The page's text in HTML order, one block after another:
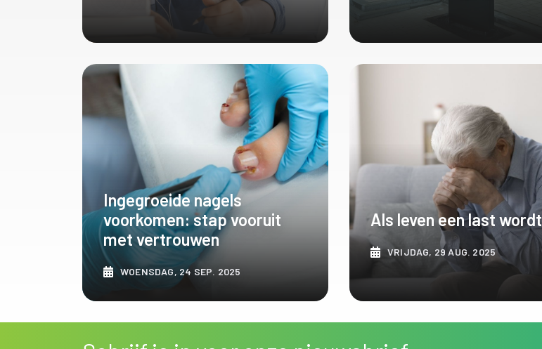
ONTDEK MEER ONTDEK MEER
Ingegroeide nagels
voorkomen: stap vooruit
met vertrouwen
WOENSDAG, 24 SEP. 2025
ONTDEK MEER
Als leven een last wordt
VRIJDAG, 29 AUG. 2025
ONTDEK MEER